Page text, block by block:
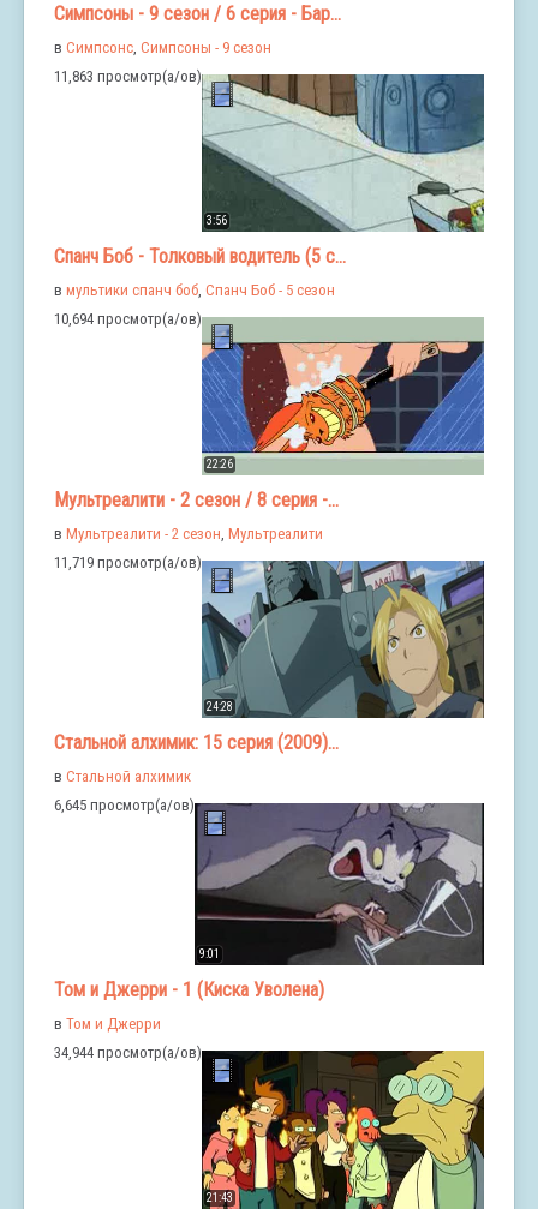
Симпсоны - 9 сезон / 6 серия - Бар...
в Симпсонс Симпсоны - 9 сезон
11,863 просмотр(а/ов)
3:56
Спанч Боб - Толковый водитель (5 с...
в мультики спанч боб, Спанч Боб - 5 сезон
10,694 просмотр(а/ов)
22:26
Мультреалити - 2 сезон / 8 серия -...
в Мультреалити - 2 сезон Мультреалити
11,719 просмотр(а/ов)
24:28
Стальной алхимик: 15 серия (2009)...
в Стальной алхимик
6,645 просмотр(а/ов)
9:01
Том и Джерри - 1 (Киска Уволена)
в Том и Джерри
34,944 просмотр(а/ов)
21:43